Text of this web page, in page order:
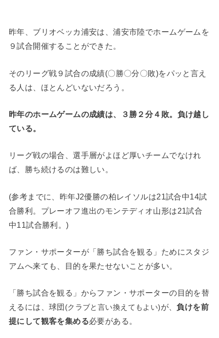
昨年、ブリオベッカ浦安は、浦安市陸でホームゲームを
９試合開催することができた。
そのリーグ戦９試合の成績(〇勝〇分〇敗)をパッと言え
る人は、ほとんどいないだろう。
昨年のホームゲームの成績は、３勝２分４敗。負け越し
ている。
リーグ戦の場合、選手層がよほど厚いチームでなけれ
ば、勝ち続けるのは難しい。
(参考までに、昨年J2優勝の柏レイソルは21試合中14試
合勝利。プレーオフ進出のモンテディオ山形は21試合
中11試合勝利。)
ファン・サポーターが「勝ち試合を観る」ためにスタジ
アムへ来ても、目的を果たせないことが多い。
「勝ち試合を観る」からファン・サポーターの目的を替
えるには、球団 (クラブと言い換えてもよい)が、負けを前
提にして観客を集める必要がある。